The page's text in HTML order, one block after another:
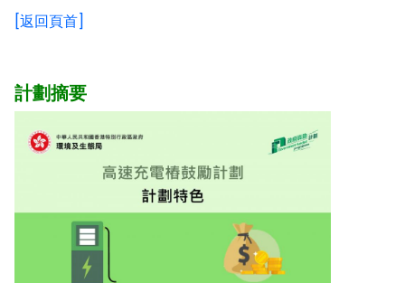
[返回頁首]
計劃摘要